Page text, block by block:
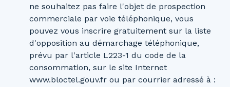
ne souhaitez pas faire l'objet de prospection
commerciale par voie téléphonique, vous
pouvez vous inscrire gratuitement sur la liste
d'opposition au démarchage téléphonique,
prévu par l'article L223-1 du code de la
consommation, sur le site Internet
www.bloctel.gouv.fr ou par courrier adressé à :